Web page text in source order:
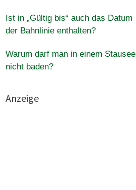
Ist in „Gültig bis“ auch das Datum
der Bahnlinie enthalten?
Warum darf man in einem Stausee
nicht baden?
Anzeige